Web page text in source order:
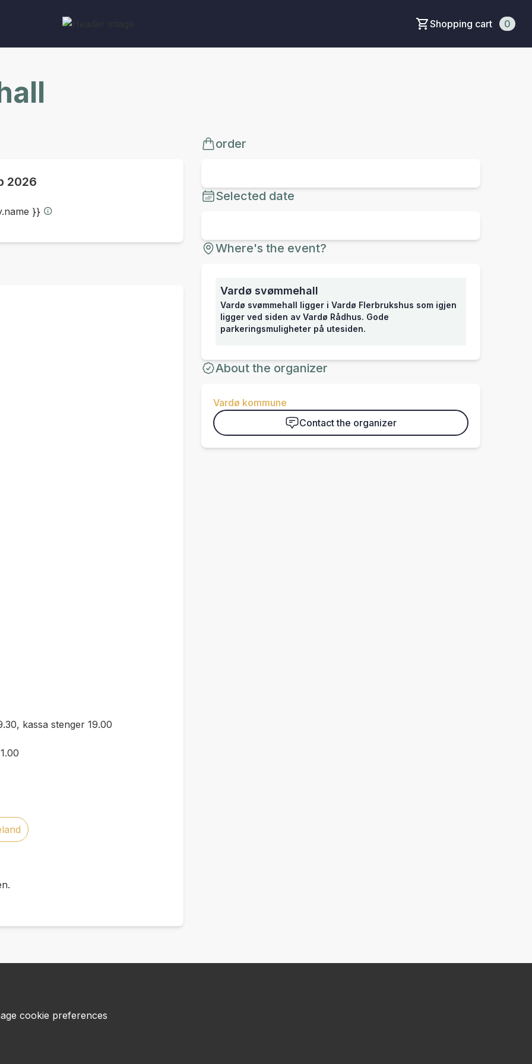
Shopping cart 0
2026
}}
kassa stenger 19.00
order
Selected date
Where's the event?
Vardø svømmehall
Vardø svømmehall ligger i Vardø Flerbrukshus som igjen
ligger ved siden av Vardø Rådhus. Gode
parkeringsmuligheter på utesiden.
About the organizer
Vardø kommune
Contact the organizer
cookie preferences